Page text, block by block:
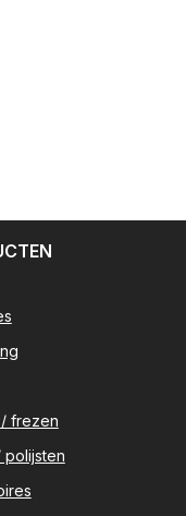
frezen
polijsten